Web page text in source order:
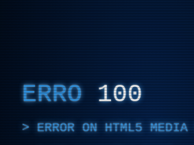
ERRO 100
ERROR ON HTML5 MEDIA